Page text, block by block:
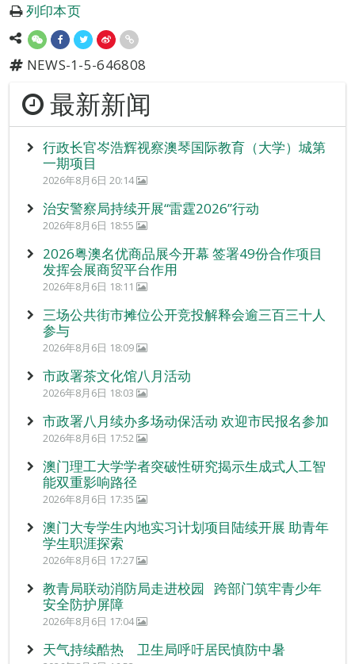
列印本页
NEWS-1-5-646808
最新新闻
行政长官岑浩辉视察澳琴国际教育（大学）城第
一期项目
2026年8月6日 20:14
治安警察局持续开展“雷霆2026”行动
2026年8月6日 18:55
2026粤澳名优商品展今开幕 签署49份合作项目
发挥会展商贸平台作用
2026年8月6日 18:11
三场公共街市摊位公开竞投解释会逾三百三十人
参与
2026年8月6日 18:09
市政署茶文化馆八月活动
2026年8月6日 18:03
市政署八月续办多场动保活动 欢迎市民报名参加
2026年8月6日 17:52
澳门理工大学学者突破性研究揭示生成式人工智
能双重影响路径
2026年8月6日 17:35
澳门大专学生内地实习计划项目陆续开展 助青年
学生职涯探索
2026年8月6日 17:27
教青局联动消防局走进校园 跨部门筑牢青少年
安全防护屏障
2026年8月6日 17:04
天气持续酷热 卫生局呼吁居民慎防中暑